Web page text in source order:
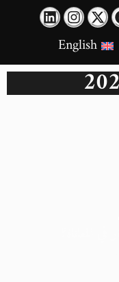
English